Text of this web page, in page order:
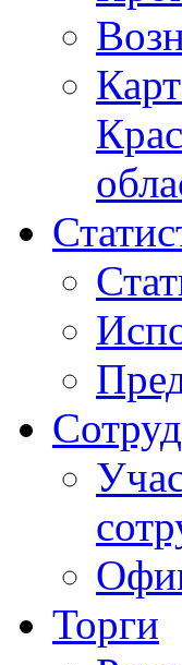
Торги